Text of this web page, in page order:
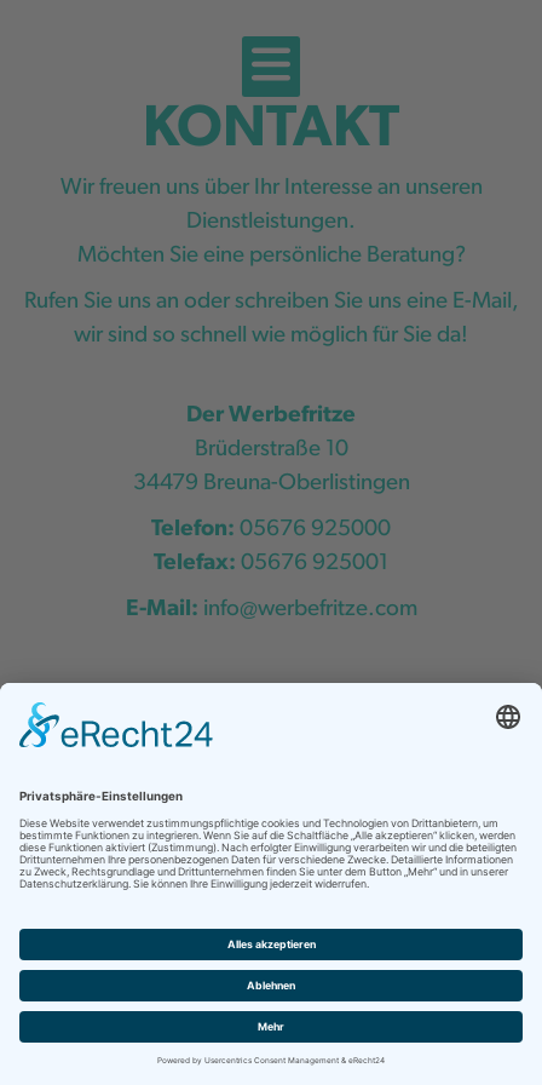
KONTAKT
Wir freuen uns über Ihr Interesse an unseren
Dienstleistungen.
Möchten Sie eine persönliche Beratung?
Rufen Sie uns an oder schreiben Sie uns eine E-Mail,
wir sind so schnell wie möglich für Sie da!
Der Werbefritze
Brüderstraße 10
34479 Breuna-Oberlistingen
Telefon: 05676 925000
Telefax: 05676 925001
E-Mail: info@werbefritze.com